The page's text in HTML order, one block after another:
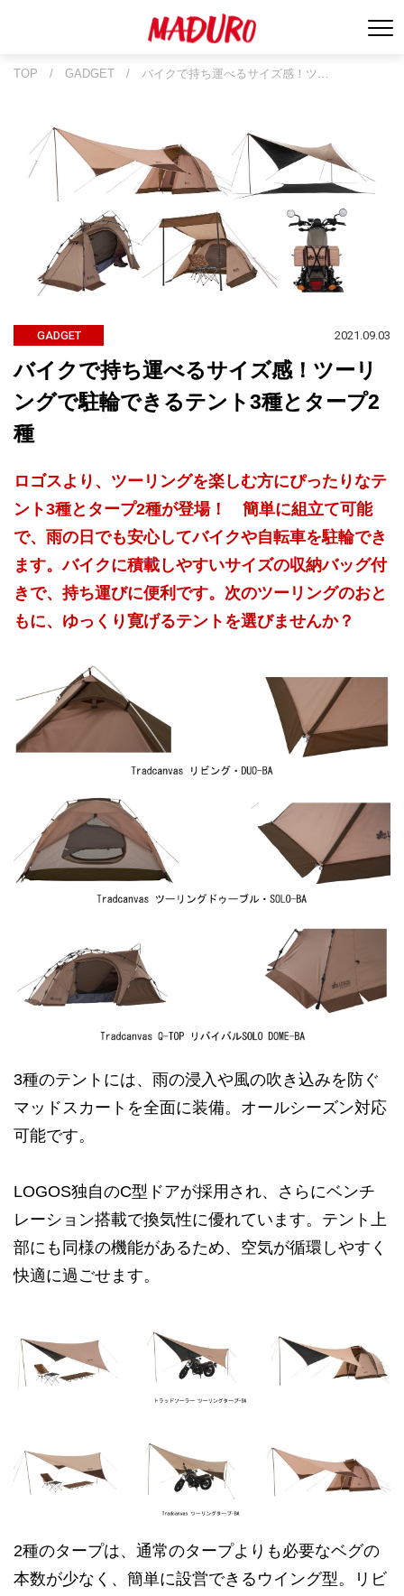
TOP / GADGET / バイクで持ち運べるサイズ感！ツ…
GADGET 2021.09.03
バイクで持ち運べるサイズ感！ツーリ
ングで駐輪できるテント3種とタープ2
種
ロゴスより、ツーリングを楽しむ方にぴったりなテ
ント3種とタープ2種が登場！ 簡単に組立て可能
で、雨の日でも安心してバイクや自転車を駐輪でき
ます。バイクに積載しやすいサイズの収納バッグ付
きで、持ち運びに便利です。次のツーリングのおと
もに、ゆっくり寛げるテントを選びませんか？
3種のテントには、雨の浸入や風の吹き込みを防ぐ
マッドスカートを全面に装備。オールシーズン対応
可能です。
LOGOS独自のC型ドアが採用され、さらにベンチ
レーション搭載で換気性に優れています。テント上
部にも同様の機能があるため、空気が循環しやすく
快適に過ごせます。
2種のタープは、通常のタープよりも必要なベグの
本数が少なく、簡単に設営できるウイング型。リビ